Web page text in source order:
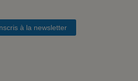
à la newsletter